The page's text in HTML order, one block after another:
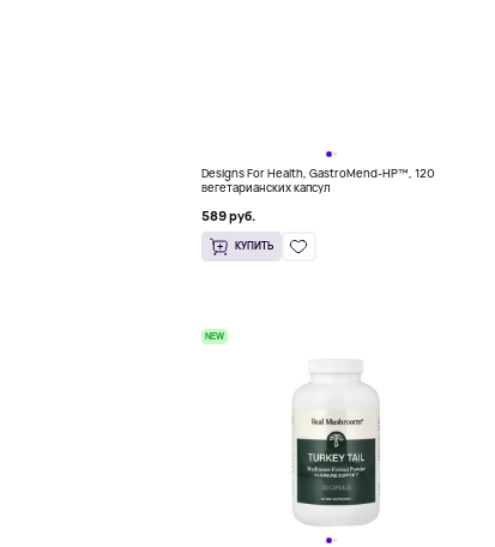
Designs For Health, GastroMend-HP™, 120
вегетарианских капсул
589 руб.
КУПИТЬ
NEW